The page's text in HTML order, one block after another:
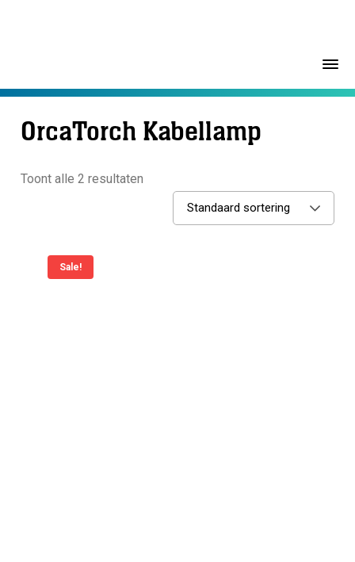
OrcaTorch Kabellamp
Toont alle 2 resultaten
Standaard sortering
Sale!